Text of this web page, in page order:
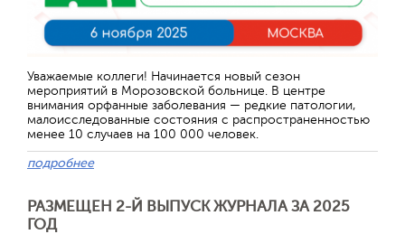
Уважаемые коллеги! Начинается новый сезон
мероприятий в Морозовской больнице. В центре
внимания орфанные заболевания — редкие патологии,
малоисследованные состояния с распространенностью
менее 10 случаев на 100 000 человек.
подробнее
РАЗМЕЩЕН 2-Й ВЫПУСК ЖУРНАЛА ЗА 2025
ГОД
Отправить